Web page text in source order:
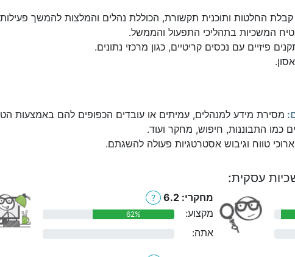
קבלת החלטות ותוכנית תקשורת, הכוללת נהלים והמלצות להמשך
המשכיות בתהליכי התפעול והממשל.
פיזיים עם נכסים קריטיים, כגון מרכזי נתונים.
מסירת מידע למנהלים, עמיתים או עובדים הכפופים להם באמצעות
כמו התבוננות, חיפוש, מחקר ועוד.
טווח וגיבוש אסטרטגיות פעולה להשגתם.
עסקית:
מחקרי: 6.2 ?
מקצוע: 62%
אתה: